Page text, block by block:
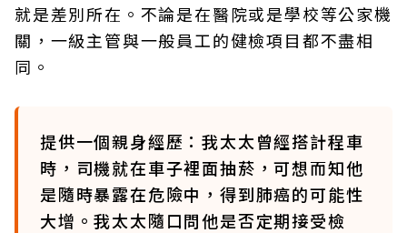
就是差別所在。不論是在醫院或是學校等公家機
關，一級主管與一般員工的健檢項目都不盡相
同。
提供一個親身經歷：我太太曾經搭計程車
時，司機就在車子裡面抽菸，可想而知他
是隨時暴露在危險中，得到肺癌的可能性
大增。我太太隨口問他是否定期接受檢